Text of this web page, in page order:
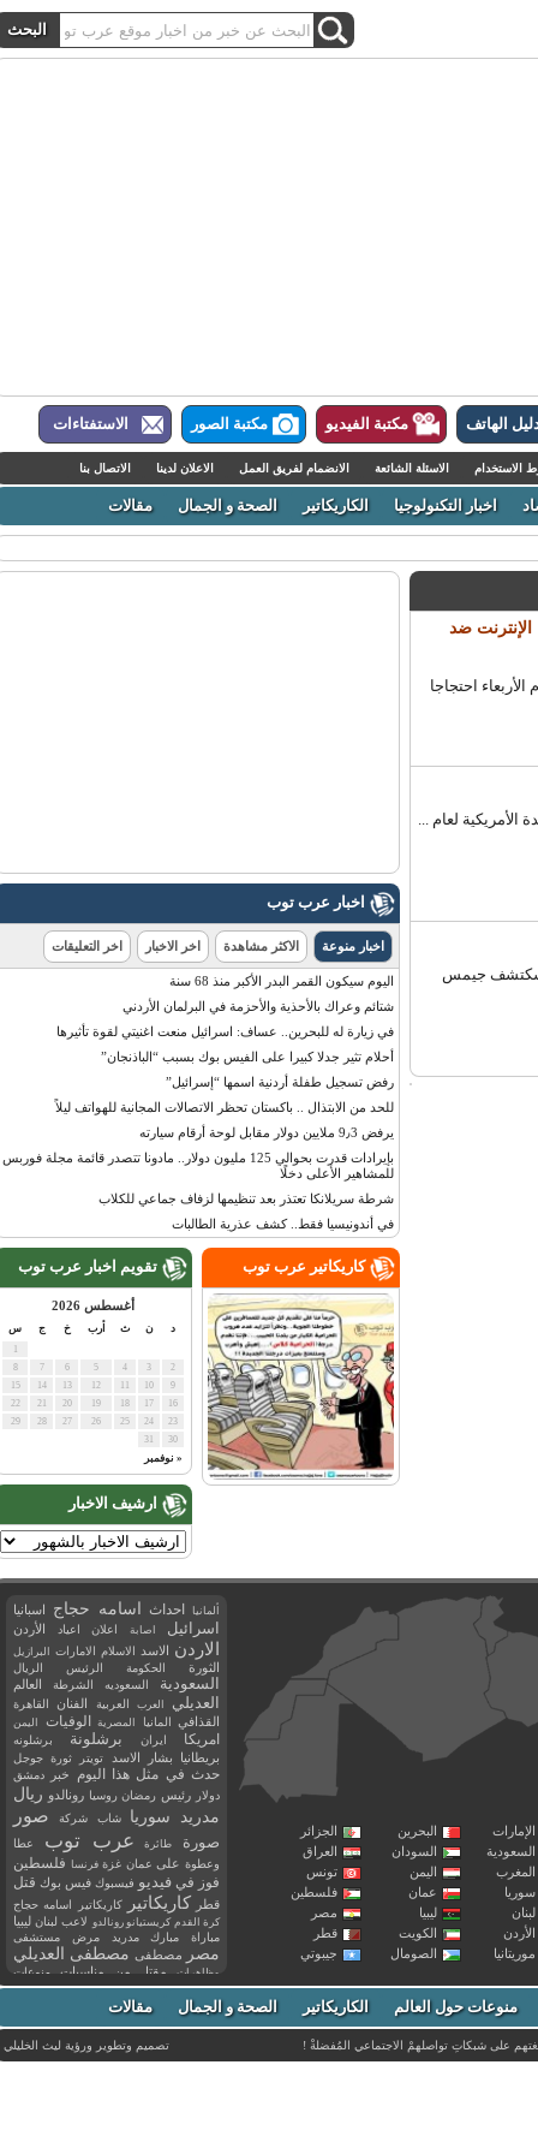
الهاتف مكتبة الفيديو مكتبة الصور الاستفتاءات
الاسئلة الشائعة الانضمام لفريق العمل الاعلان لدينا الاتصال بنا
اخبار التكنولوجيا الكاريكاتير الصحة و الجمال مقالات
ضد
الإنترنت لمدة 24 ساعة اليوم الأربعاء احتجاجا
لعام ...
جيمس
اخبار عرب توب
اخبار منوعة الاكثر مشاهدة اخر الاخبار اخر التعليقات
اليوم سيكون القمر البدر الأكبر منذ 68 سنة
شتائم وعراك بالأحذية والأحزمة في البرلمان الأردني
في زيارة له للبحرين.. عساف: اسرائيل منعت اغنيتي لقوة تأثيرها
أحلام تثير جدلا كبيرا على الفيس بوك بسبب “الباذنجان”
رفض تسجيل طفلة أردنية اسمها “إسرائيل”
للحد من الابتذال .. باكستان تحظر الاتصالات المجانية للهواتف ليلاً
يرفض 9٫3 ملايين دولار مقابل لوحة أرقام سيارته
بإيرادات قدرت بحوالي 125 مليون دولار.. مادونا تتصدر قائمة مجلة فوربس
للمشاهير الأعلى دخلًا
شرطة سريلانكا تعتذر بعد تنظيمها لزفاف جماعي للكلاب
في أندونيسيا فقط.. كشف عذرية الطالبات
تقويم اخبار عرب توب
أغسطس 2026
أرب س
« نوفمبر
ارشيف الاخبار
كاريكاتير عرب توب
البحرين
الجزائر
السودان
العراق
اليمن
تونس
عمان
فلسطين
ليبيا
مصر
الكويت
قطر
الصومال جيبوتي
ألمانيا احداث اسامه حجاج اسبانيا
اسرائيل اصابة اعلان اعياد الأردن
الاردن الاسد الاسلام الامارات البرازيل
الثورة الحكومة الرئيس الريال
السعودية السعوديه الشرطة العالم
العديلي العرب العربية الفنان القاهرة
القذافي المانيا المصرية الوفيات اليمن
امريكا ايران برشلونة برشلونه
بريطانيا بشار الاسد تويتر ثورة جوجل
حدث في مثل هذا اليوم خبر دمشق
دولار رئيس رمضان روسيا رونالدو ريال
مدريد
سوريا شاب شركة صور
صورة طائرة عرب توب
عطا
وعطوة على عمان غزة فرنسا فلسطين
فوز في فيديو فيسبوك فيس بوك قتل
قطر كاريكاتير كاريكاتير اسامه حجاج
كرة القدم كريستيانو رونالدو لاعب لبنان ليبيا
مباراة مبارك مدريد مرض مستشفى
مصر مصطفى مصطفى العديلي
مظاهرات مقتل من مناسبات
منوعات
مواليد
موت ميسي ميلان نادي نشر
وفاة وفيات يوتيوب منوعات حول العالم الكاريكاتير الصحة و الجمال مقالات
على شبكاتِ تواصلهمْ الاجتماعي المُفضلةْ ! تصميم وتطوير ورؤيةليث الخليلي